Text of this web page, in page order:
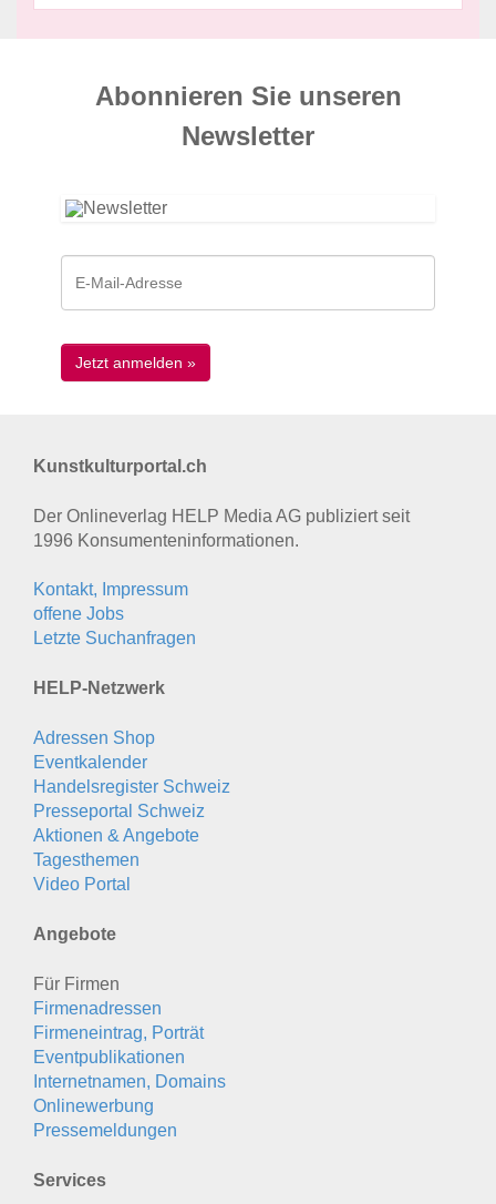
Abonnieren Sie unseren
News­letter
Kunstkulturportal.ch
Der Onlineverlag HELP Media AG publiziert seit
1996 Konsumenten­informationen.
Kontakt, Impressum
offene Jobs
Letzte Suchanfragen
HELP-Netzwerk
Adressen Shop
Eventkalender
Handelsregister Schweiz
Presseportal Schweiz
Aktionen & Angebote
Tagesthemen
Video Portal
Angebote
Für Firmen
Firmenadressen
Firmeneintrag, Porträt
Eventpublikationen
Internetnamen, Domains
Onlinewerbung
Pressemeldungen
Services